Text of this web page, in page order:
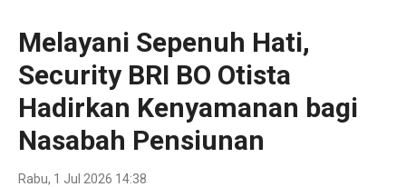
Melayani Sepenuh Hati,
Security BRI BO Otista
Hadirkan Kenyamanan bagi
Nasabah Pensiunan
Rabu, 1 Jul 2026 14:38